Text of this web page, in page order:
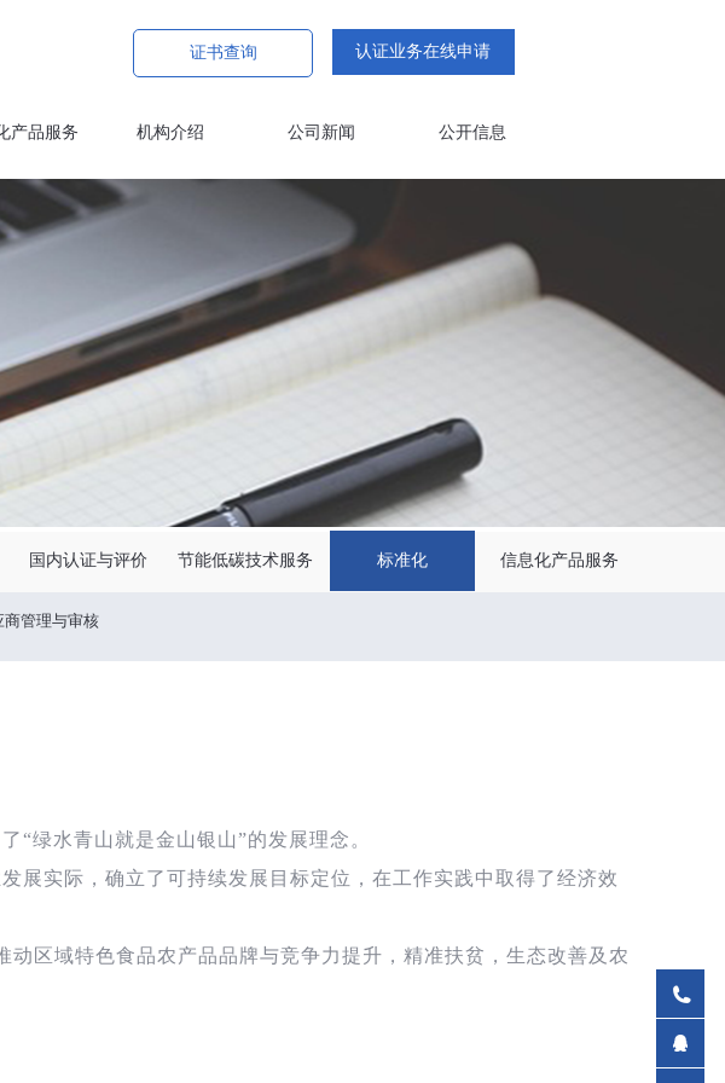
认证业务在线申请
证书查询
产品服务 机构介绍 公司新闻 公开信息
国内认证与评价 节能低碳技术服务 标准化 信息化产品服务
商管理与审核
“绿水青山就是金山银山”的发展理念 。
展实际，确立了可持续发展目标定位，在工作实践中取得了经济效
区域特色食品农产品品牌与竞争力提升，精准扶贫，生态改善及农